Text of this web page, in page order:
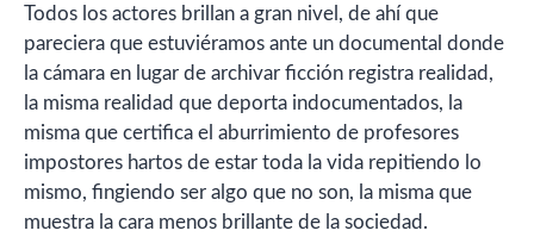
Todos los actores brillan a gran nivel, de ahí que
pareciera que estuviéramos ante un documental donde
la cámara en lugar de archivar ficción registra realidad,
la misma realidad que deporta indocumentados, la
misma que certifica el aburrimiento de profesores
impostores hartos de estar toda la vida repitiendo lo
mismo, fingiendo ser algo que no son, la misma que
muestra la cara menos brillante de la sociedad.